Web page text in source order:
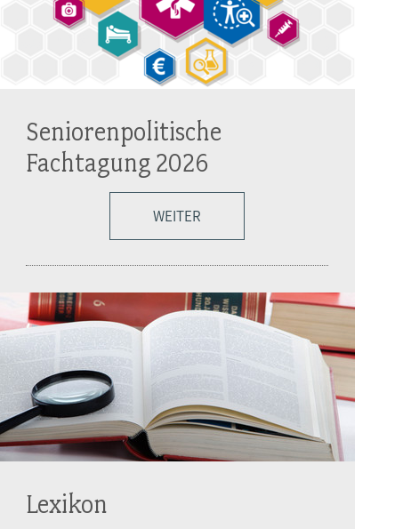
Seniorenpolitische
Fachtagung 2026
WEITER
Lexikon